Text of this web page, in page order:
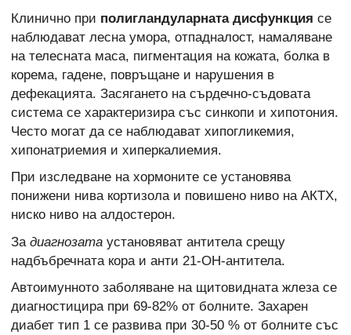
Клинично при полигландуларната дисфункция се
наблюдават лесна умора, отпадналост, намаляване
на телесната маса, пигментация на кожата, болка в
корема, гадене, повръщане и нарушения в
дефекацията. Засягането на сърдечно-съдовата
система се характеризира със синкопи и хипотония.
Често могат да се наблюдават хипогликемия,
хипонатриемия и хиперкалиемия.
При изследване на хормоните се установява
понижени нива кортизола и повишено ниво на АКТХ,
ниско ниво на алдостерон.
За диагнозата установяват антитела срещу
надбъбречната кора и анти 21-ОН-антитела.
Автоимунното заболяване на щитовидната жлеза се
диагностицира при 69-82% от болните. Захарен
диабет тип 1 се развива при 30-50 % от болните със